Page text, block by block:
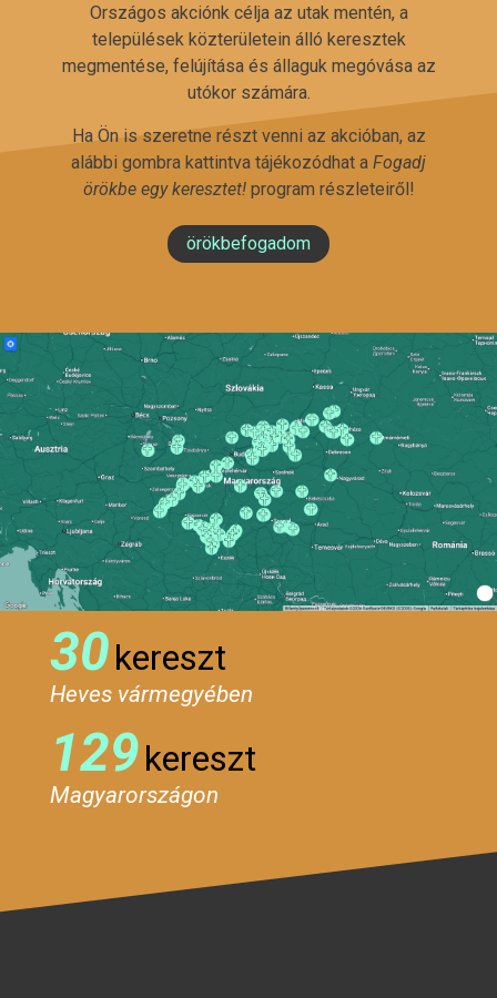
Országos akciónk célja az utak mentén, a
települések közterületein álló keresztek
megmentése, felújítása és állaguk megóvása az
utókor számára.
Ha Ön is szeretne részt venni az akcióban, az
alábbi gombra kattintva tájékozódhat a Fogadj
örökbe egy keresztet!program részleteiről!
örökbefogadom
30kereszt
Heves vármegyében
129kereszt
Magyarországon